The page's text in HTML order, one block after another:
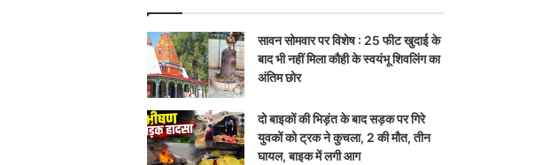
सावन सोमवार पर विशेष : 25 फीट खुदाई के
बाद भी नहीं मिला कौही के स्वयंभू शिवलिंग का
अंतिम छोर
दो बाइकों की भिड़ंत के बाद सड़क पर गिरे
युवकों को ट्रक ने कुचला, 2 की मौत, तीन
घायल, बाइक में लगी आग